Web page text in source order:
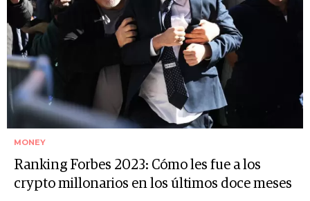
MONEY
Ranking Forbes 2023: Cómo les fue a los
crypto millonarios en los últimos doce meses